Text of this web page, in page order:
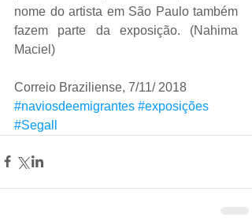
nome do artista em São Paulo também
fazem parte da exposição. (Nahima
Maciel)
Correio Braziliense, 7/11/ 2018
#naviosdeemigrantes #exposições
#Segall